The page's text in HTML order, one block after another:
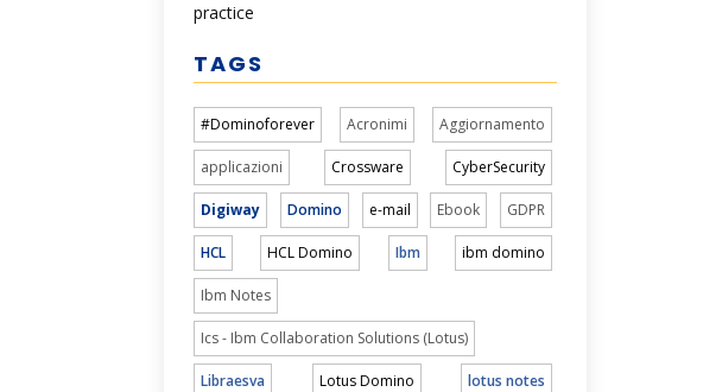
practice
TAGS
#Dominoforever Acronimi Aggiornamento
applicazioni Crossware CyberSecurity
Digiway Domino e-mail Ebook GDPR
HCL HCL Domino Ibm ibm domino
Ibm Notes
Ics - Ibm Collaboration Solutions (Lotus)
Libraesva Lotus Domino lotus notes